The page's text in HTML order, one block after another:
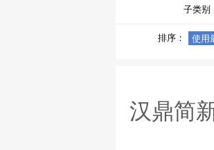
子类别
排序： 使用
汉鼎简